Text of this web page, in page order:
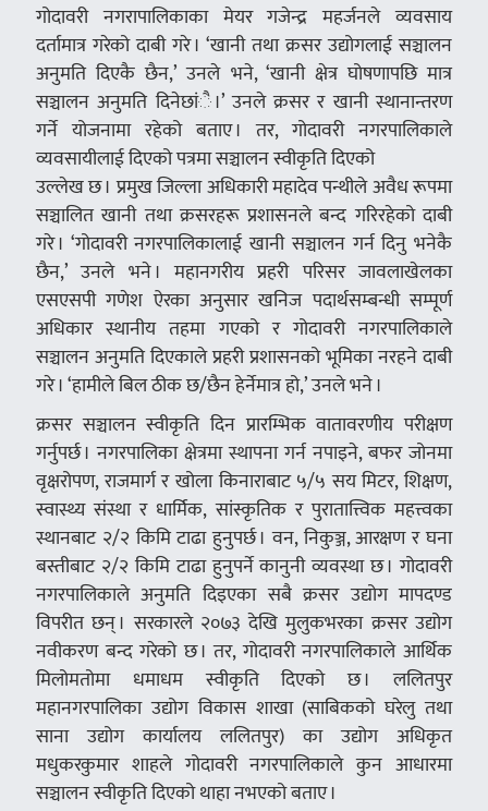
गोदावरी नगरापालिकाका मेयर गजेन्द्र महर्जनले व्यवसाय
दर्तामात्र गरेको दाबी गरे । ‘खानी तथा क्रसर उद्योगलाई सञ्चालन
अनुमति दिएकै छैन,’ उनले भने, ‘खानी क्षेत्र घोषणापछि मात्र
सञ्चालन अनुमति दिनेछांै ।’ उनले क्रसर र खानी स्थानान्तरण
गर्ने योजनामा रहेको बताए । तर, गोदावरी नगरपालिकाले
व्यवसायीलाई दिएको पत्रमा सञ्चालन स्वीकृति दिएको
उल्लेख छ । प्रमुख जिल्ला अधिकारी महादेव पन्थीले अवैध रूपमा
सञ्चालित खानी तथा क्रसरहरू प्रशासनले बन्द गरिरहेको दाबी
गरे । ‘गोदावरी नगरपालिकालाई खानी सञ्चालन गर्न दिनु भनेकै
छैन,’ उनले भने । महानगरीय प्रहरी परिसर जावलाखेलका
एसएसपी गणेश ऐरका अनुसार खनिज पदार्थसम्बन्धी सम्पूर्ण
अधिकार स्थानीय तहमा गएको र गोदावरी नगरपालिकाले
सञ्चालन अनुमति दिएकाले प्रहरी प्रशासनको भूमिका नरहने दाबी
गरे । ‘हामीले बिल ठीक छ/छैन हेर्नेमात्र हो,’ उनले भने ।
क्रसर सञ्चालन स्वीकृति दिन प्रारम्भिक वातावरणीय परीक्षण
गर्नुपर्छ । नगरपालिका क्षेत्रमा स्थापना गर्न नपाइने, बफर जोनमा
वृक्षरोपण, राजमार्ग र खोला किनाराबाट ५/५ सय मिटर, शिक्षण,
स्वास्थ्य संस्था र धार्मिक, सांस्कृतिक र पुरातात्त्विक महत्त्वका
स्थानबाट २/२ किमि टाढा हुनुपर्छ । वन, निकुञ्ज, आरक्षण र घना
बस्तीबाट २/२ किमि टाढा हुनुपर्ने कानुनी व्यवस्था छ । गोदावरी
नगरपालिकाले अनुमति दिइएका सबै क्रसर उद्योग मापदण्ड
विपरीत छन् । सरकारले २०७३ देखि मुलुकभरका क्रसर उद्योग
नवीकरण बन्द गरेको छ । तर, गोदावरी नगरपालिकाले आर्थिक
मिलोमतोमा धमाधम स्वीकृति दिएको छ । ललितपुर
महानगरपालिका उद्योग विकास शाखा (साबिकको घरेलु तथा
साना उद्योग कार्यालय ललितपुर) का उद्योग अधिकृत
मधुकरकुमार शाहले गोदावरी नगरपालिकाले कुन आधारमा
सञ्चालन स्वीकृति दिएको थाहा नभएको बताए ।